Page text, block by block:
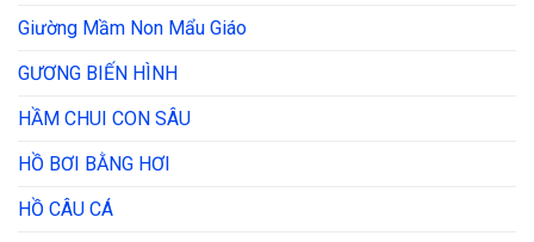
Giường Mầm Non Mẩu Giáo
GƯƠNG BIẾN HÌNH
HẦM CHUI CON SÂU
HỒ BƠI BẰNG HƠI
HỒ CÂU CÁ